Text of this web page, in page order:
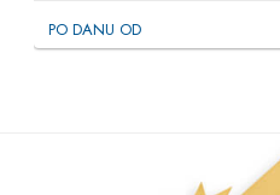
PO DANU OD